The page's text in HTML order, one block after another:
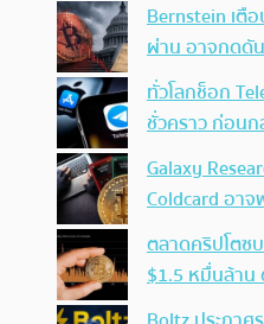
Bernstein เตื
ผ่าน อาจกดดั
ทั่วโลกช็อก
ชั่วคราว ก่อน
Galaxy
Coldcard อา
ตลาดคริปโตซ
$1.5 หมื่นล้าน